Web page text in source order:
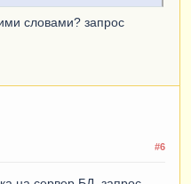
словами? запрос
#6